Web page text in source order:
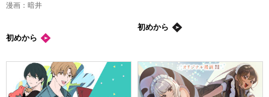
漫画：暗井
初めから
初めから